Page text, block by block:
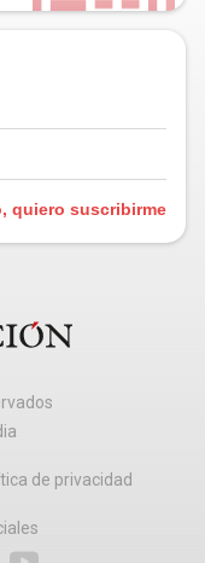
quiero suscribirme
de privacidad